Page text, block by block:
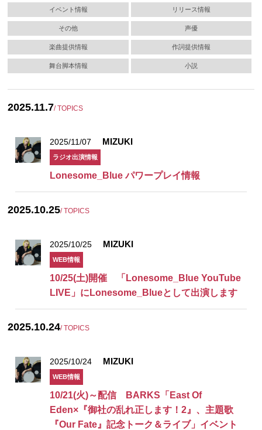
イベント情報 リリース情報
その他 声優
楽曲提供情報 作詞提供情報
舞台脚本情報 小説
2025.11.7/ TOPICS
2025/11/07 MIZUKI
ラジオ出演情報
Lonesome_Blue パワープレイ情報
2025.10.25/ TOPICS
2025/10/25 MIZUKI
WEB情報
10/25(土)開催 「Lonesome_Blue YouTube
LIVE」にLonesome_Blueとして出演します
2025.10.24/ TOPICS
2025/10/24 MIZUKI
WEB情報
10/21(火)～配信 BARKS「East Of
Eden×『御社の乱れ正します！2』、主題歌
『Our Fate』記念トーク＆ライブ」イベント